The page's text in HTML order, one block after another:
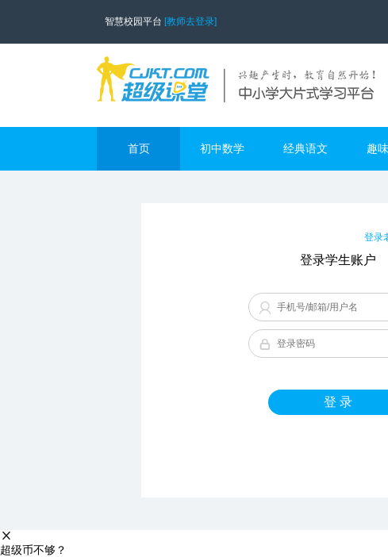
智慧校园平台 [教师去登录]
首页 初中数学 经典语文 趣
登录
登录学生账户
登 录
超级币不够？